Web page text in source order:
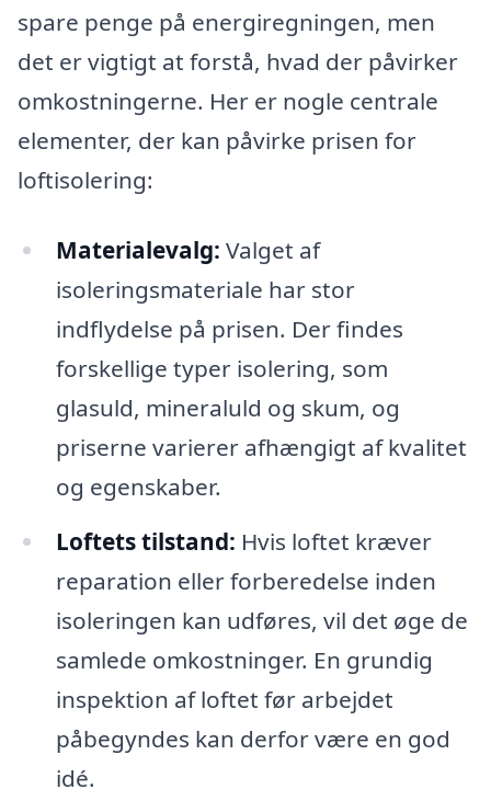
spare penge på energiregningen, men
det er vigtigt at forstå, hvad der påvirker
omkostningerne. Her er nogle centrale
elementer, der kan påvirke prisen for
loftisolering:
Materialevalg: Valget af
isoleringsmateriale har stor
indflydelse på prisen. Der findes
forskellige typer isolering, som
glasuld, mineraluld og skum, og
priserne varierer afhængigt af kvalitet
og egenskaber.
Loftets tilstand: Hvis loftet kræver
reparation eller forberedelse inden
isoleringen kan udføres, vil det øge de
samlede omkostninger. En grundig
inspektion af loftet før arbejdet
påbegyndes kan derfor være en god
idé.